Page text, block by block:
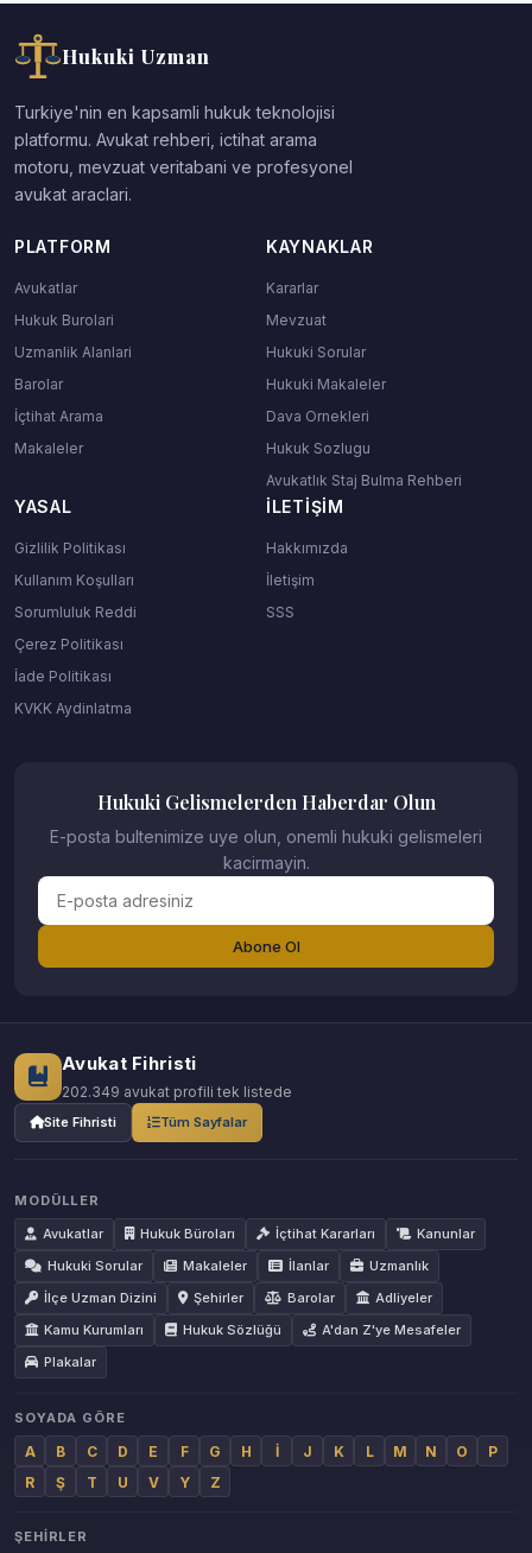
Hukuki Uzman
Turkiye'nin en kapsamli hukuk teknolojisi
platformu. Avukat rehberi, ictihat arama
motoru, mevzuat veritabani ve profesyonel
avukat araclari.
PLATFORM
Avukatlar
Hukuk Burolari
Uzmanlik Alanlari
Barolar
İçtihat Arama
Makaleler
KAYNAKLAR
Kararlar
Mevzuat
Hukuki Sorular
Hukuki Makaleler
Dava Ornekleri
Hukuk Sozlugu
Avukatlık Staj Bulma Rehberi
YASAL
Gizlilik Politikası
Kullanım Koşulları
Sorumluluk Reddi
Çerez Politikası
İade Politikası
KVKK Aydinlatma
İLETIŞIM
Hakkımızda
İletişim
SSS
Hukuki Gelismelerden Haberdar Olun
E-posta bultenimize uye olun, onemli hukuki gelismeleri
kacirmayin.
Abone Ol
Avukat Fihristi
202.349 avukat profili tek listede
Site Fihristi Tüm Sayfalar
MODÜLLER
Avukatlar
Hukuk Büroları İçtihat Kararları
Kanunlar
Hukuki Sorular
Makaleler İlanlar
Uzmanlık
İlçe Uzman Dizini
Şehirler Barolar
Adliyeler
Kamu Kurumları
Hukuk Sözlüğü
A'dan Z'ye Mesafeler
Plakalar
SOYADA GÖRE
A B C D E F G H İ J K L M N O
P
R
Ş T U V Y Z
ŞEHIRLER